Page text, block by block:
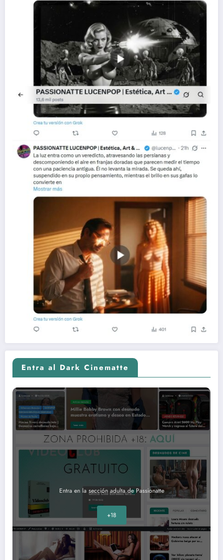
Entra al Dark Cinematte
Entra en la sección adulta de Passionatte
+18